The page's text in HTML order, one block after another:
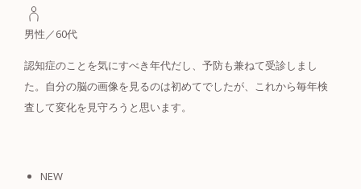
男性／60代
認知症のことを気にすべき年代だし、予防も兼ねて受診しまし
た。自分の脳の画像を見るのは初めてでしたが、これから毎年検
査して変化を見守ろうと思います。
NEW